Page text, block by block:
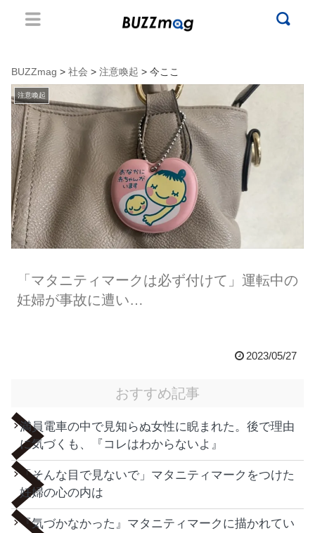
BUZZmag > 社会 > 注意喚起 > 今ここ
注意喚起
「マタニティマークは必ず付けて」運転中の
妊婦が事故に遭い…
2023/05/27
おすすめ記事
満員電車の中で見知らぬ女性に睨まれた。後で理由
に気づくも、『コレはわからないよ』
「そんな目で見ないで」マタニティマークをつけた
妊婦の心の内は
『気づかなかった』マタニティマークに描かれてい